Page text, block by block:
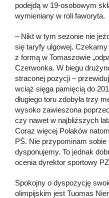
podejdą w 19-osobowym
wymieniany w roli faworyta.
– Nikt w tym sezonie nie
się taryfy ulgowej.
z formą w Tomaszowie
Czerwonka. W biegu
straconej pozycji –
wciąż sięga pamięcią do
długiego toru zdobyła trzy
wysoko zawieszona
czy nawet w najbliższych
Coraz więcej Polaków
PŚ. Nie przypominam
dysponujemy. To jednak
ocenia dyrektor sportowy
Spokojny o dyspozycję
olimpijskim jest Tuomas